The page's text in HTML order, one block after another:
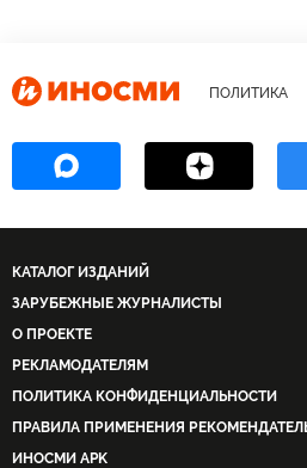
ПОЛИТИКА
КАТАЛОГ ИЗДАНИЙ
ЗАРУБЕЖНЫЕ ЖУРНАЛИСТЫ
О ПРОЕКТЕ
РЕКЛАМОДАТЕЛЯМ
ПОЛИТИКА КОНФИДЕНЦИАЛЬНОСТИ
ПРАВИЛА ПРИМЕНЕНИЯ
ИНОСМИ APK